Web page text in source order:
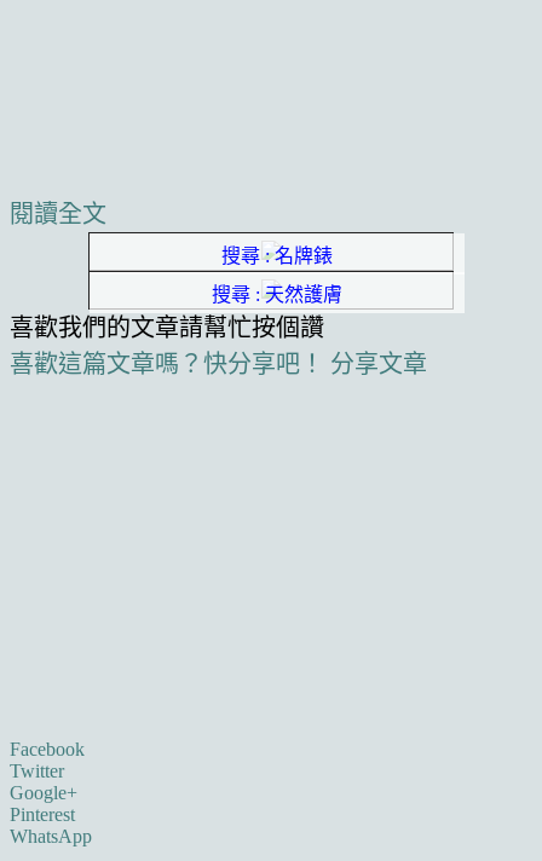
閱讀全文
搜尋 : 名牌錶
搜尋 : 天然護膚
喜歡我們的文章請幫忙按個讚
喜歡這篇文章嗎？快分享吧！
分享文章
Facebook
Twitter
Google+
Pinterest
WhatsApp